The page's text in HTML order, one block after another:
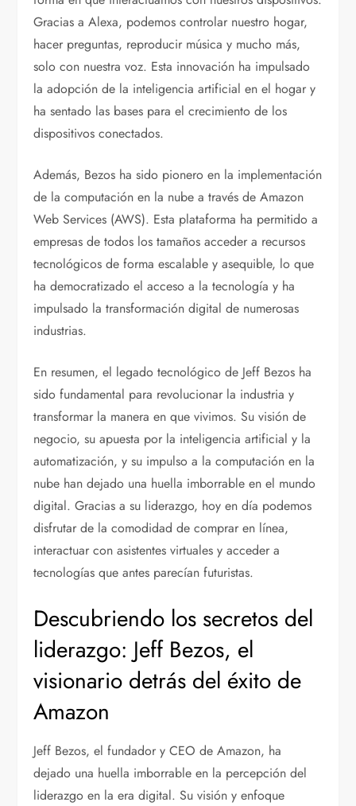
Gracias a Alexa, podemos controlar nuestro hogar,
hacer preguntas, reproducir música y mucho más,
solo con nuestra voz. Esta innovación ha impulsado
la adopción de la inteligencia artificial en el hogar y
ha sentado las bases para el crecimiento de los
dispositivos conectados.
Además, Bezos ha sido pionero en la implementación
de la computación en la nube a través de Amazon
Web Services (AWS). Esta plataforma ha permitido a
empresas de todos los tamaños acceder a recursos
tecnológicos de forma escalable y asequible, lo que
ha democratizado el acceso a la tecnología y ha
impulsado la transformación digital de numerosas
industrias.
En resumen, el legado tecnológico de Jeff Bezos ha
sido fundamental para revolucionar la industria y
transformar la manera en que vivimos. Su visión de
negocio, su apuesta por la inteligencia artificial y la
automatización, y su impulso a la computación en la
nube han dejado una huella imborrable en el mundo
digital. Gracias a su liderazgo, hoy en día podemos
disfrutar de la comodidad de comprar en línea,
interactuar con asistentes virtuales y acceder a
tecnologías que antes parecían futuristas.
Descubriendo los secretos del
liderazgo: Jeff Bezos, el
visionario detrás del éxito de
Amazon
Jeff Bezos, el fundador y CEO de Amazon, ha
dejado una huella imborrable en la percepción del
liderazgo en la era digital. Su visión y enfoque